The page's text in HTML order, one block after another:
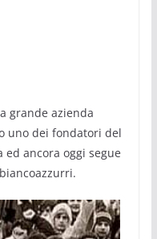
grande azienda
uno dei fondatori del
ancora oggi segue